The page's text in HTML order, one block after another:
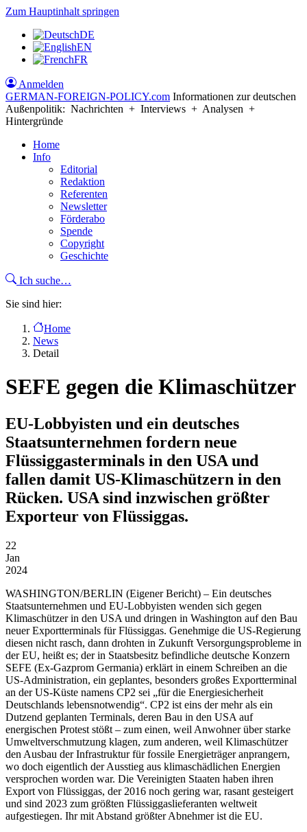
Zum Hauptinhalt springen
DE
EN
FR
Anmelden
GERMAN-FOREIGN-POLICY.com Informationen zur deutschen
Außenpolitik: Nachrichten + Interviews + Analysen +
Hintergründe
Home
Info
Editorial
Redaktion
Referenten
Newsletter
Förderabo
Spende
Copyright
Geschichte
Ich suche…
Sie sind hier:
Home
News
Detail
SEFE gegen die Klimaschützer
EU-Lobbyisten und ein deutsches
Staatsunternehmen fordern neue
Flüssiggasterminals in den USA und
fallen damit US-Klimaschützern in den
Rücken. USA sind inzwischen größter
Exporteur von Flüssiggas.
22
Jan
2024
WASHINGTON/BERLIN (Eigener Bericht) – Ein deutsches
Staatsunternehmen und EU-Lobbyisten wenden sich gegen
Klimaschützer in den USA und dringen in Washington auf den Bau
neuer Exportterminals für Flüssiggas. Genehmige die US-Regierung
diesen nicht rasch, dann drohten in Zukunft Versorgungsprobleme in
der EU, heißt es; der in Staatsbesitz befindliche deutsche Konzern
SEFE (Ex-Gazprom Germania) erklärt in einem Schreiben an die
US-Administration, ein geplantes, besonders großes Exportterminal
an der US-Küste namens CP2 sei „für die Energiesicherheit
Deutschlands lebensnotwendig“. CP2 ist eins der mehr als ein
Dutzend geplanten Terminals, deren Bau in den USA auf
energischen Protest stößt – zum einen, weil Anwohner über starke
Umweltverschmutzung klagen, zum anderen, weil Klimaschützer
den Ausbau der Infrastruktur für fossile Energieträger anprangern,
wo doch eigentlich der Ausstieg aus klimaschädlichen Energien
versprochen worden war. Die Vereinigten Staaten haben ihren
Export von Flüssiggas, der 2016 noch gering war, rasant gesteigert
und sind 2023 zum größten Flüssiggaslieferanten weltweit
aufgestiegen. Ihr mit Abstand größter Abnehmer ist die EU.